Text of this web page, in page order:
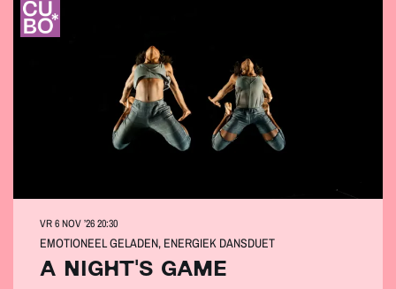
A NIGHT'S GAME
EMOTIONEEL GELADEN, ENERGIEK DANSDUET
VR 6 NOV ’2620:30